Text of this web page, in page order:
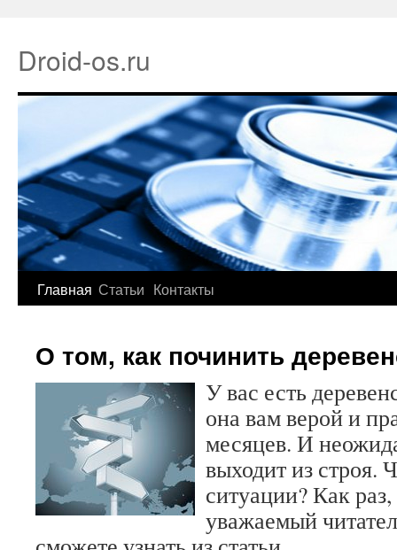
Droid-os.ru
Главная Статьи Контакты
О том, как починить
У вас есть
она вам верой и
месяцев. И
выходит из строя.
ситуации? Как
уважаемый